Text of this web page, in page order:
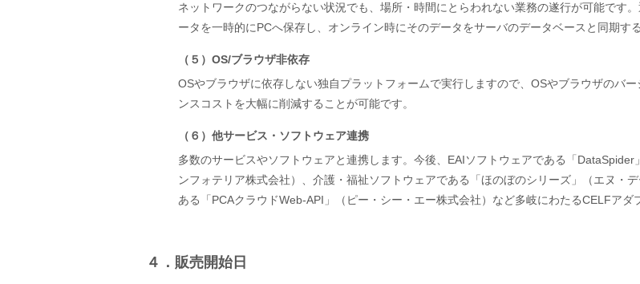
ネットワークのつながらない状況でも、場所・時間にとらわれない業務の遂行が可能です
ータを一時的にPCへ保存し、オンライン時にそのデータをサーバのデータベースと同期す
（５）OS/ブラウザ非依存
OSやブラウザに依存しない独自プラットフォームで実行しますので、OSやブラウザのバ
ンスコストを大幅に削減することが可能です。
（６）他サービス・ソフトウェア連携
多数のサービスやソフトウェアと連携します。今後、EAIソフトウェアである「
ンフォテリア株式会社）、介護・福祉ソフトウェアである「ほのぼのシリーズ」（エヌ・
ある「PCAクラウドWeb-API」（ピー・シー・エー株式会社）など多岐にわたるCELFアダ
４．販売開始日